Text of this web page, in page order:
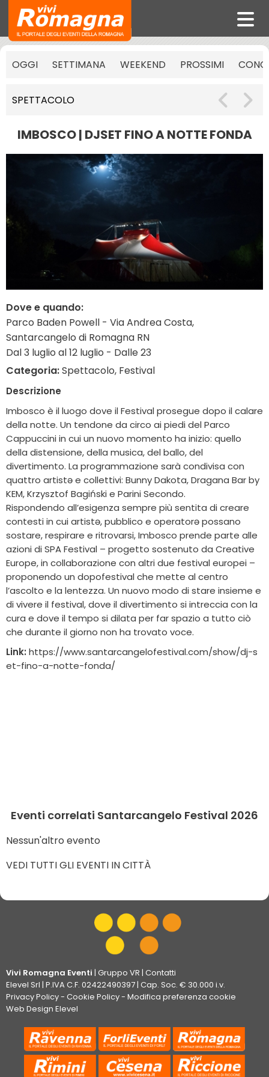
OGGI SETTIMANA WEEKEND PROSSIMI
SPETTACOLO
IMBOSCO | DJSET FINO A NOTTE FONDA
Dove e quando:
Parco Baden Powell - Via Andrea Costa,
Santarcangelo di Romagna RN
Dal 3 luglio al 12 luglio - Dalle 23
Categoria:Spettacolo, Festival
Descrizione
Imbosco è il luogo dove il Festival prosegue dopo il calare
della notte. Un tendone da circo ai piedi del Parco
Cappuccini in cui un nuovo momento ha inizio: quello
della distensione, della musica, del ballo, del
divertimento. La programmazione sarà condivisa con
quattro artistə e collettivi: Bunny Dakota, Dragana Bar by
KEM, Krzysztof Bagiński e Parini Secondo.
Rispondendo all’esigenza sempre più sentita di creare
contesti in cui artistə, pubblico e operatorə possano
sostare, respirare e ritrovarsi, Imbosco prende parte alle
azioni di SPA Festival – progetto sostenuto da Creative
Europe, in collaborazione con altri due festival europei –
proponendo un dopofestival che mette al centro
l’ascolto e la lentezza. Un nuovo modo di stare insieme e
di vivere il festival, dove il divertimento si intreccia con la
cura e dove il tempo si dilata per far spazio a tutto ciò
che durante il giorno non ha trovato voce.
Link: https://www.santarcangelofestival.com/show/dj-s
et-fino-a-notte-fonda/
Eventi correlati Santarcangelo Festival 2026
Nessun'altro evento
VEDI TUTTI GLI EVENTI IN CITTÀ
Vivi Romagna Eventi | Gruppo VR | Contatti
Elevel Srl | P.IVA C.F. 02422490397 | Cap. Soc. € 30.000 i.v.
Privacy Policy- Cookie Policy- Modifica preferenza cookie
Web Design Elevel